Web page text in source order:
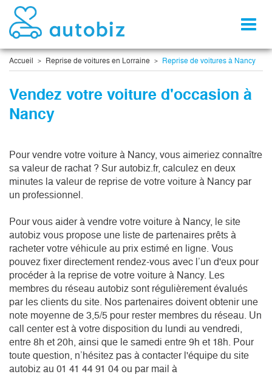
Accueil Reprise de voitures en Lorraine Reprise de voitures à Nancy
Vendez votre voiture d'occasion à
Nancy
Pour vendre votre voiture à Nancy, vous aimeriez connaître
sa valeur de rachat ? Sur autobiz.fr, calculez en deux
minutes la valeur de reprise de votre voiture à Nancy par
un professionnel.
Pour vous aider à vendre votre voiture à Nancy, le site
autobiz vous propose une liste de partenaires prêts à
racheter votre véhicule au prix estimé en ligne. Vous
pouvez fixer directement rendez-vous avec l’un d'eux pour
procéder à la reprise de votre voiture à Nancy. Les
membres du réseau autobiz sont régulièrement évalués
par les clients du site. Nos partenaires doivent obtenir une
note moyenne de 3,5/5 pour rester membres du réseau. Un
call center est à votre disposition du lundi au vendredi,
entre 8h et 20h, ainsi que le samedi entre 9h et 18h. Pour
toute question, n’hésitez pas à contacter l'équipe du site
autobiz au 01 41 44 91 04 ou par mail à